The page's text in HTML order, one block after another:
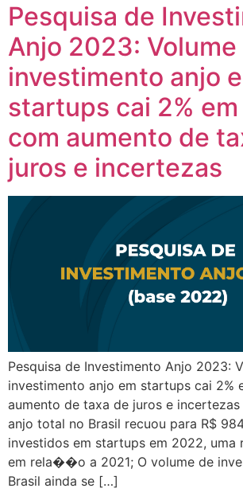
Pesquisa de
Anjo 2023: Volume
investimento anjo
startups cai 2%
com aumento de
juros e incertezas
Pesquisa de Investimento Anjo 2023:
investimento anjo em startups cai 2%
aumento de taxa de juros e
anjo total no Brasil recuou para R$
investidos em startups em 2022,
em rela��o a 2021; O volume de
Brasil ainda se […]